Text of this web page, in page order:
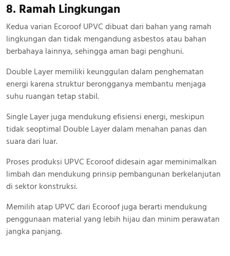
8. Ramah Lingkungan
Kedua varian Ecoroof UPVC dibuat dari bahan yang ramah
lingkungan dan tidak mengandung asbestos atau bahan
berbahaya lainnya, sehingga aman bagi penghuni.
Double Layer memiliki keunggulan dalam penghematan
energi karena struktur berongganya membantu menjaga
suhu ruangan tetap stabil.
Single Layer juga mendukung efisiensi energi, meskipun
tidak seoptimal Double Layer dalam menahan panas dan
suara dari luar.
Proses produksi UPVC Ecoroof didesain agar meminimalkan
limbah dan mendukung prinsip pembangunan berkelanjutan
di sektor konstruksi.
Memilih atap UPVC dari Ecoroof juga berarti mendukung
penggunaan material yang lebih hijau dan minim perawatan
jangka panjang.